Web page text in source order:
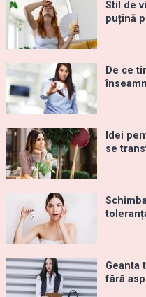
Stil de
puțină
De ce
Idei
se
Geanta
fără